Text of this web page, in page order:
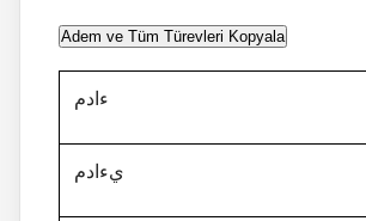
Adem ve Tüm Türevleri Kopyala
ءادم
يءادم